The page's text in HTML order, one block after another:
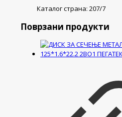
Каталог страна: 207/7
Поврзани продукти